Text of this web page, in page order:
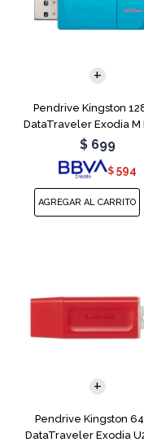
Pendrive Kingston
DataTraveler Exodia M
Blue
$ 699
$ 594
Pendrive Kingston
DataTraveler Exodia